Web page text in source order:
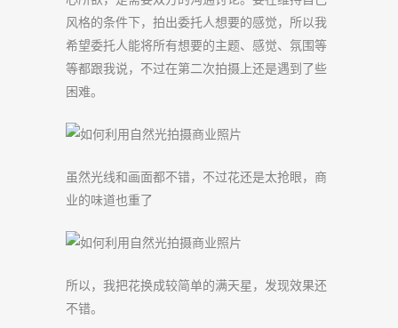
风格的条件下，拍出委托人想要的感觉，所以我
希望委托人能将所有想要的主题、感觉、氛围等
等都跟我说，不过在第二次拍摄上还是遇到了些
困难。
虽然光线和画面都不错，不过花还是太抢眼，商
业的味道也重了
所以，我把花换成较简单的满天星，发现效果还
不错。